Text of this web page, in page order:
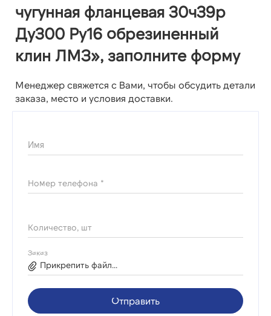
чугунная фланцевая 30ч39р
Ду300 Ру16 обрезиненный
клин ЛМЗ», заполните форму
Менеджер свяжется с Вами, чтобы обсудить детали
заказа, место и условия доставки.
Имя
Номер телефона *
Количество, шт
Заказ
Прикрепить файл...
Отправить